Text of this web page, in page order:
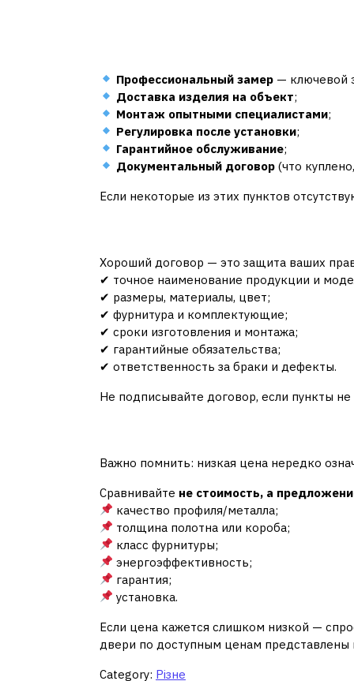
Профессиональный замер — ключевой
Доставка изделия на объект;
Монтаж опытными специалистами;
Регулировка после установки;
Гарантийное обслуживание;
Документальный договор (что
Если некоторые из этих пунктов
Хороший договор — это защита ваших
✔ точное наименование продукции и
✔ размеры, материалы, цвет;
✔ фурнитура и комплектующие;
✔ сроки изготовления и монтажа;
✔ гарантийные обязательства;
✔ ответственность за браки и дефекты.
Не подписывайте договор, если пункты
Важно помнить: низкая цена нередко
Сравнивайте не стоимость, а
качество профиля/металла;
толщина полотна или короба;
класс фурнитуры;
энергоэффективность;
гарантия;
установка.
Если цена кажется слишком низкой —
двери по доступным ценам
Category: Різне